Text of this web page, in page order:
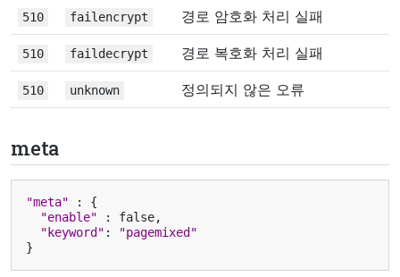
510 failencrypt 경로 암호화 처리 실패
510 faildecrypt 경로 복호화 처리 실패
510 unknown 정의되지 않은 오류
meta
"meta" :
{
"enable"
: false,
"keyword" :
"pagemixed"
}